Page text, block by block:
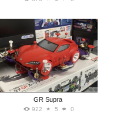
GR Supra
922 5 0